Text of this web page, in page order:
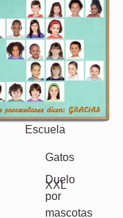
Nacimiento
Mamá y Papá